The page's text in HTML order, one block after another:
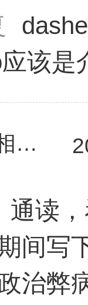
该是
ada相当研究生
通读
间写
治弊